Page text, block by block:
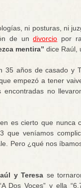
ni posturas, ni
de undivorcio por
mentira” dice Raúl,
35 años de casado y
empezó a tener
encontradas no
es cierto que nunca
que veníamos
Pero ¿qué nos
y Teresa se
Dos Voces” y ella